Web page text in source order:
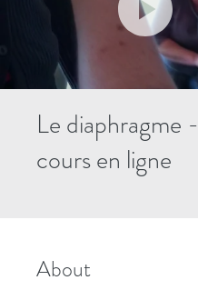
Le diaphragme -
cours en ligne
About